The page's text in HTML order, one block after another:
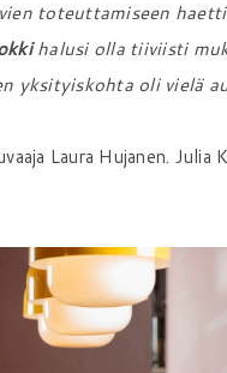
toteuttamiseen
halusi olla tiiviisti
yksityiskohta oli vielä
Laura Hujanen. Julia